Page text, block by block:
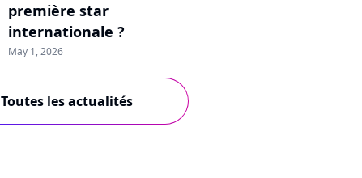
première star
internationale ?
May 1, 2026
Toutes les actualités